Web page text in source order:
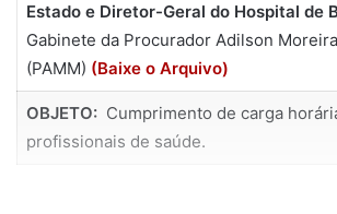
Estado e Diretor-Geral do Hospital de
Gabinete da Procurador Adilson
(PAMM) (Baixe o Arquivo)
OBJETO:Cumprimento de carga
profissionais de saúde.